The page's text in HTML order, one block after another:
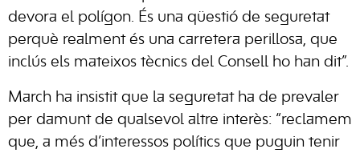
devora el polígon. És una qüestió de seguretat
perquè realment és una carretera perillosa, que
inclús els mateixos tècnics del Consell ho han dit”.
March ha insistit que la seguretat ha de prevaler
per damunt de qualsevol altre interès: “reclamem
que, a més d’interessos polítics que puguin tenir